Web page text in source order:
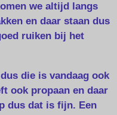
we altijd langs
en daar staan dus
ruiken bij het
die is vandaag ook
ook propaan en daar
dus dat is fijn. Een